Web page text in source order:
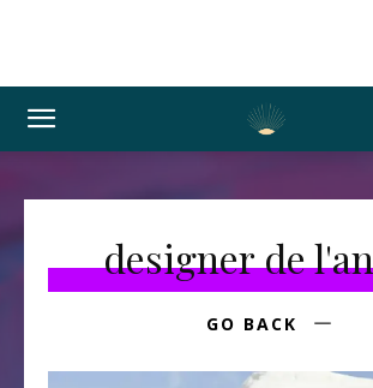
designer de
GO BACK